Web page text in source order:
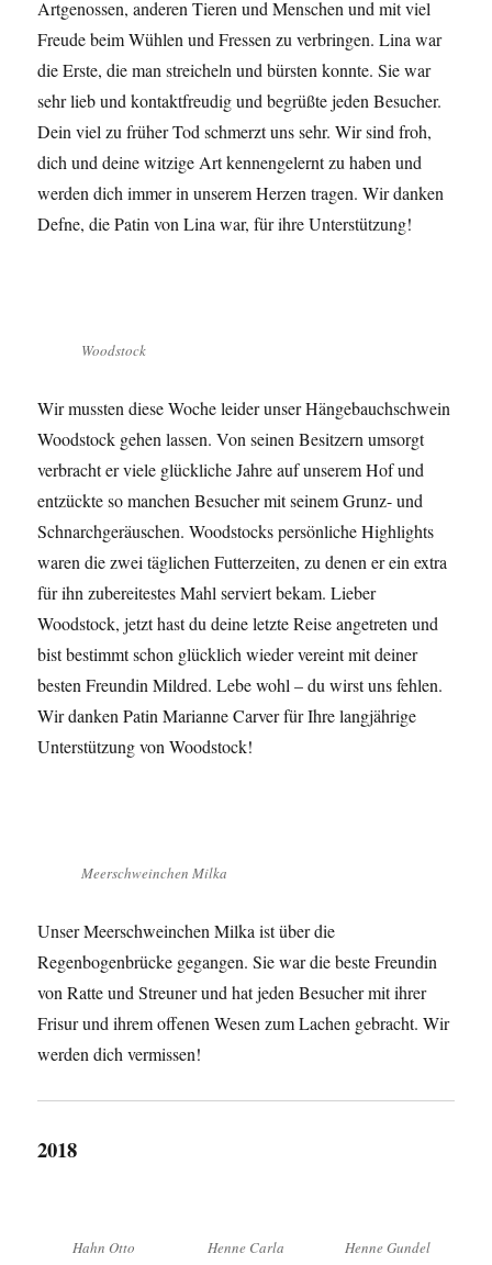
Artgenossen, anderen Tieren und Menschen und mit viel
Freude beim Wühlen und Fressen zu verbringen. Lina war
die Erste, die man streicheln und bürsten konnte. Sie war
sehr lieb und kontaktfreudig und begrüßte jeden Besucher.
Dein viel zu früher Tod schmerzt uns sehr. Wir sind froh,
dich und deine witzige Art kennengelernt zu haben und
werden dich immer in unserem Herzen tragen. Wir danken
Defne, die Patin von Lina war, für ihre Unterstützung!
Woodstock
Wir mussten diese Woche leider unser Hängebauchschwein
Woodstock gehen lassen. Von seinen Besitzern umsorgt
verbracht er viele glückliche Jahre auf unserem Hof und
entzückte so manchen Besucher mit seinem Grunz- und
Schnarchgeräuschen. Woodstocks persönliche Highlights
waren die zwei täglichen Futterzeiten, zu denen er ein extra
für ihn zubereitestes Mahl serviert bekam. Lieber
Woodstock, jetzt hast du deine letzte Reise angetreten und
bist bestimmt schon glücklich wieder vereint mit deiner
besten Freundin Mildred. Lebe wohl – du wirst uns fehlen.
Wir danken Patin Marianne Carver für Ihre langjährige
Unterstützung von Woodstock!
Meerschweinchen Milka
Unser Meerschweinchen Milka ist über die
Regenbogenbrücke gegangen. Sie war die beste Freundin
von Ratte und Streuner und hat jeden Besucher mit ihrer
Frisur und ihrem offenen Wesen zum Lachen gebracht. Wir
werden dich vermissen!
2018
Hahn Otto Henne Carla Henne Gundel